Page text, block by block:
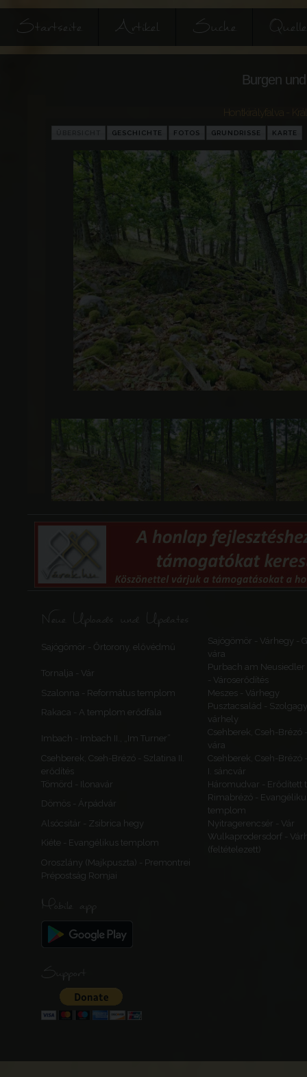
Startseite Artikel Suche
Burgen
Hontkirályfalva -
GESCHICHTE FOTOS GRUNDRISSE KARTE
Neue Uploads und Updates
Sajógömör - Őrtorony, elővédmű
Sajógömör - Várhegy -
vára
Tornalja - Vár
Purbach am Neusiedler
- Városerődítés
Szalonna - Református templom
Meszes - Várhegy
Rakaca - A templom erődfala
Pusztacsalád -
várhely
Imbach - Imbach II., „Im Turner”
Csehberek, Cseh-Brézó
vára
Csehberek, Cseh-Brézó - Szlatina II.
erődítés
Csehberek, Cseh-Brézó
I. sáncvár
Tömörd - Ilonavár
Háromudvar - Erődített
Dömös - Árpádvár
Rimabrézó -
templom
Alsócsitár - Zsibrica hegy
Nyitragerencsér - Vár
Kiéte - Evangélikus templom
Wulkaprodersdorf -
(feltételezett)
Oroszlány (Majkpuszta) - Premontrei
Prépostság Romjai
Mobile app
Support